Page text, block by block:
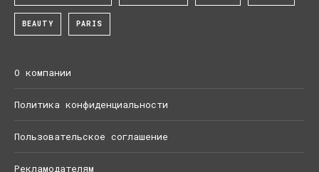
BEAUTY PARIS
О компании
Политика конфиденциальности
Пользовательское соглашение
Рекламодателям